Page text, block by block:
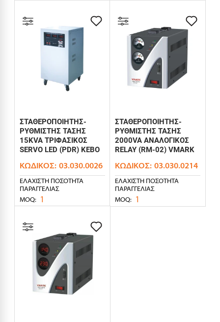
ΣΤΑΘΕΡΟΠΟΙΗΤΗΣ-
ΡΥΘΜΙΣΤΗΣ ΤΑΣΗΣ
15KVA ΤΡΙΦΑΣΙΚΟΣ
SERVO LED (PDR) KEBO
ΚΩΔΙΚΌΣ: 03.030.0026
ΕΛΆΧΙΣΤΗ ΠΟΣΌΤΗΤΑ
ΠΑΡΑΓΓΕΛΊΑΣ
MOQ: 1
ΣΤΑΘΕΡΟΠΟΙΗΤΗΣ-
ΡΥΘΜΙΣΤΗΣ ΤΑΣΗΣ
2000VA ΑΝΑΛΟΓΙΚΟΣ
RELAY (RM-02) VMARK
ΚΩΔΙΚΌΣ: 03.030.0214
ΕΛΆΧΙΣΤΗ ΠΟΣΌΤΗΤΑ
ΠΑΡΑΓΓΕΛΊΑΣ
MOQ: 1